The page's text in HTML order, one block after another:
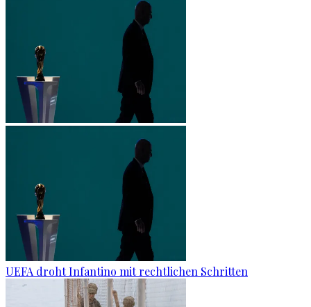
UEFA droht Infantino mit rechtlichen Schritten